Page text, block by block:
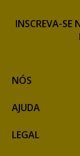
NÓS
AJUDA
LEGAL
INSCREVA-SE